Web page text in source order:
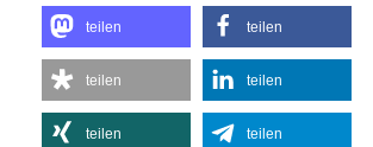
teilen teilen
teilen teilen
teilen teilen